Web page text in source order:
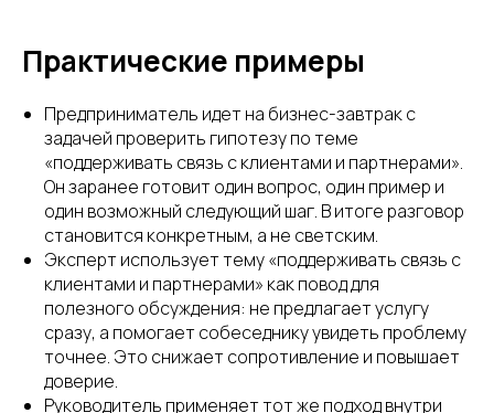
Практические примеры
Предприниматель идет на бизнес-завтрак с
задачей проверить гипотезу по теме
«поддерживать связь с клиентами и партнерами».
Он заранее готовит один вопрос, один пример и
один возможный следующий шаг. В итоге разговор
становится конкретным, а не светским.
Эксперт использует тему «поддерживать связь с
клиентами и партнерами» как повод для
полезного обсуждения: не предлагает услугу
сразу, а помогает собеседнику увидеть проблему
точнее. Это снижает сопротивление и повышает
доверие.
Руководитель применяет тот же подход внутри